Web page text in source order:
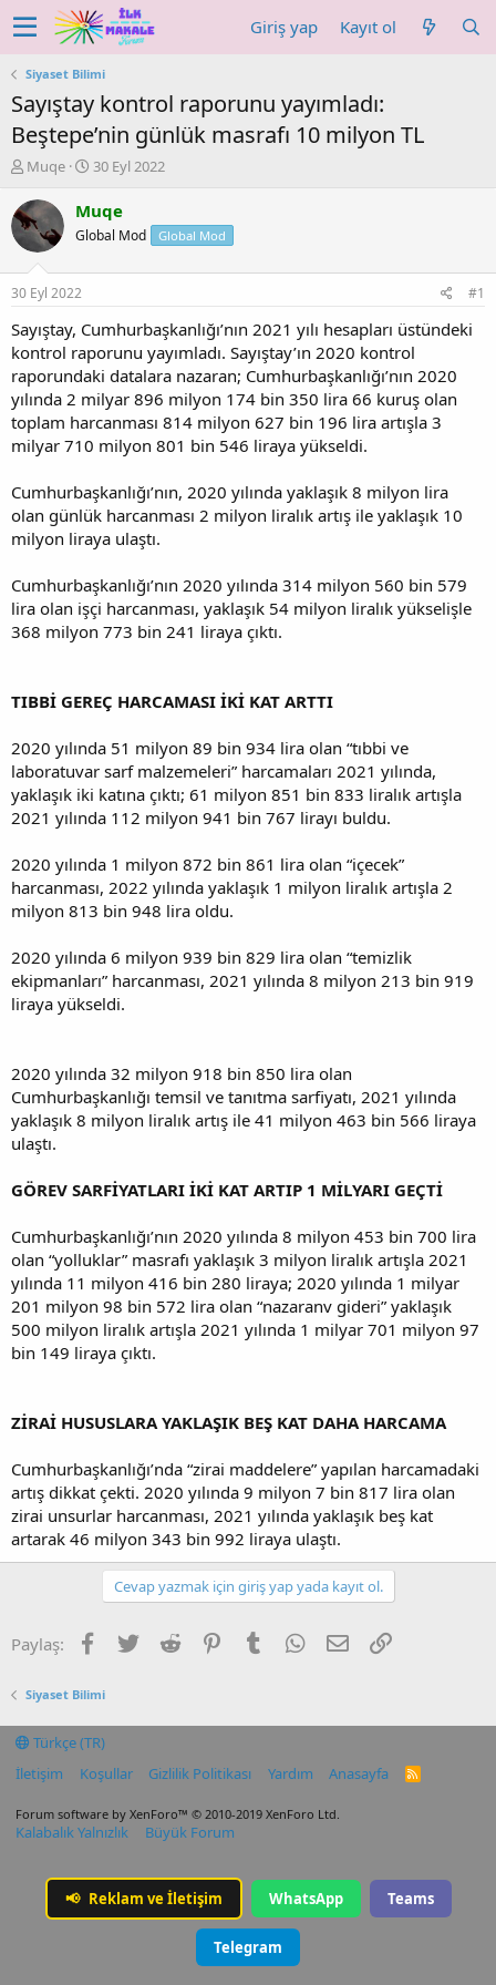
Giriş yap Kayıt ol
Siyaset Bilimi
Sayıştay kontrol raporunu yayımladı:
Beştepe’nin günlük masrafı 10 milyon TL
K
n
u
y
b
a
ş
a
t
a
n
Muqe
B
ş
a
ç
a
r
i
h
i
30 Eyl 2022
Muqe
Global Mod Global Mod
30 Eyl 2022 #1
Sayıştay, Cumhurbaşkanlığı’nın 2021 yılı hesapları üstündeki
kontrol raporunu yayımladı. Sayıştay’ın 2020 kontrol
raporundaki datalara nazaran; Cumhurbaşkanlığı’nın 2020
yılında 2 milyar 896 milyon 174 bin 350 lira 66 kuruş olan
toplam harcanması 814 milyon 627 bin 196 lira artışla 3
milyar 710 milyon 801 bin 546 liraya yükseldi.
Cumhurbaşkanlığı’nın, 2020 yılında yaklaşık 8 milyon lira
olan günlük harcanması 2 milyon liralık artış ile yaklaşık 10
milyon liraya ulaştı.
Cumhurbaşkanlığı’nın 2020 yılında 314 milyon 560 bin 579
lira olan işçi harcanması, yaklaşık 54 milyon liralık yükselişle
368 milyon 773 bin 241 liraya çıktı.
TIBBİ GEREÇ HARCAMASI İKİ KAT ARTTI
2020 yılında 51 milyon 89 bin 934 lira olan “tıbbi ve
laboratuvar sarf malzemeleri” harcamaları 2021 yılında,
yaklaşık iki katına çıktı; 61 milyon 851 bin 833 liralık artışla
2021 yılında 112 milyon 941 bin 767 lirayı buldu.
2020 yılında 1 milyon 872 bin 861 lira olan “içecek”
harcanması, 2022 yılında yaklaşık 1 milyon liralık artışla 2
milyon 813 bin 948 lira oldu.
2020 yılında 6 milyon 939 bin 829 lira olan “temizlik
ekipmanları” harcanması, 2021 yılında 8 milyon 213 bin 919
liraya yükseldi.
2020 yılında 32 milyon 918 bin 850 lira olan
Cumhurbaşkanlığı temsil ve tanıtma sarfiyatı, 2021 yılında
yaklaşık 8 milyon liralık artış ile 41 milyon 463 bin 566 liraya
ulaştı.
GÖREV SARFİYATLARI İKİ KAT ARTIP 1 MİLYARI GEÇTİ
Cumhurbaşkanlığı’nın 2020 yılında 8 milyon 453 bin 700 lira
olan “yolluklar” masrafı yaklaşık 3 milyon liralık artışla 2021
yılında 11 milyon 416 bin 280 liraya; 2020 yılında 1 milyar
201 milyon 98 bin 572 lira olan “nazaranv gideri” yaklaşık
500 milyon liralık artışla 2021 yılında 1 milyar 701 milyon 97
bin 149 liraya çıktı.
ZİRAİ HUSUSLARA YAKLAŞIK BEŞ KAT DAHA HARCAMA
Cumhurbaşkanlığı’nda “zirai maddelere” yapılan harcamadaki
artış dikkat çekti. 2020 yılında 9 milyon 7 bin 817 lira olan
zirai unsurlar harcanması, 2021 yılında yaklaşık beş kat
artarak 46 milyon 343 bin 992 liraya ulaştı.
Cevap yazmak için giriş yap yada kayıt ol.
Paylaş: Facebook
TwitterReddit PinterestTumblrWhatsApp
E-postaLink
Siyaset Bilimi
Türkçe (TR)
İletişim
Koşullar Gizlilik Politikası Yardım Anasayfa
R
Forum software by XenForo™ © 2010-2019 XenForo Ltd.
Kalabalık Yalnızlık Büyük Forum
📢 Reklam ve İletişim WhatsApp Teams
Telegram